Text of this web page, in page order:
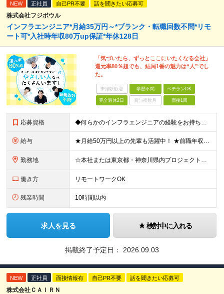
NEW 正社員 自己PR不要 話を聞きたい応募可
株式会社フジボウル
インフラエンジニア*月給35万円～*ブランク・転職回数不問*リモ
ート可*入社時年収80万up保証*年休128日
「気づいたら、ずっとここにいたくなる会社」
還元率80％超でも、結局1番の魅力は“人”でし
た。
未経験歓迎 学歴不問 ベテランOK
完全週休2日 賞与複数月 面接1回
応募資格 ◆何らかのインフラエンジニアの経験をお持ちの方 ┗設計・構築経験だけではなく、運用・保守経験があるという方も、お気軽にご応募ください！ ┗ブランク・転職回数は不問です！ ┗ネガティブな応募理由も歓迎で
給与 ★月給50万円以上の先輩も活躍中！ ★前職年収から80万円以上UP保証 月給35万円～ ※月給には固定残業代を含む(月20時間分/2万6000円～/超過分別途支給） ※残業がなくても上記支給(基本残
勤務地 ☆本社または東京都・神奈川県内プロジェクト先での勤務となります ☆リモートワークOKの案件も多数あります(応相談) ☆転居を伴う転勤はありません ☆九州地方、北陸地方、北海道からの転職者も多数在籍！/
働き方 リモートワークOK
残業時間 10時間以内
求人を見る 検討中に入れる
掲載終了予定日： 2026.09.03
NEW 正社員 面接情報有 自己PR不要 話を聞きたい応募可
株式会社ＣＡＩＲＮ